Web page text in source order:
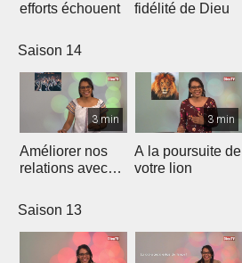
efforts échouent
fidélité de Dieu
Saison 14
3 min
Améliorer nos
relations avec
3 min
A la poursuite de
votre lion
Saison 13